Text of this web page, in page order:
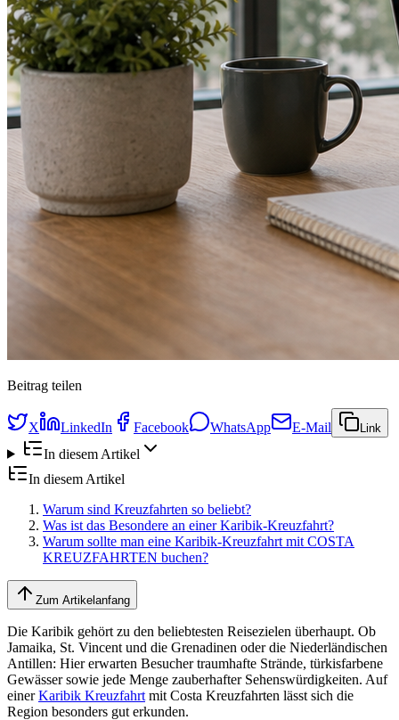
Beitrag teilen
X LinkedIn Facebook WhatsApp E-Mail Link
In diesem Artikel
In diesem Artikel
Warum sind Kreuzfahrten so beliebt?
Was ist das Besondere an einer Karibik-Kreuzfahrt?
Warum sollte man eine Karibik-Kreuzfahrt mit COSTA
KREUZFAHRTEN buchen?
Zum Artikelanfang
Die Karibik gehört zu den beliebtesten Reisezielen überhaupt. Ob
Jamaika, St. Vincent und die Grenadinen oder die Niederländischen
Antillen: Hier erwarten Besucher traumhafte Strände, türkisfarbene
Gewässer sowie jede Menge zauberhafter Sehenswürdigkeiten. Auf
einerKaribik Kreuzfahrt mit Costa Kreuzfahrten lässt sich die
Region besonders gut erkunden.